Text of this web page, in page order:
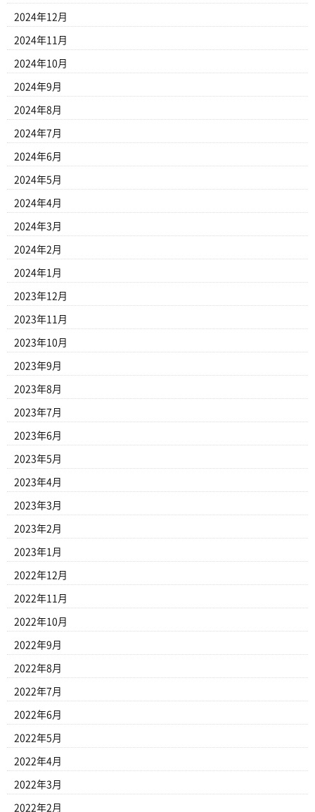
2024年12月
2024年11月
2024年10月
2024年9月
2024年8月
2024年7月
2024年6月
2024年5月
2024年4月
2024年3月
2024年2月
2024年1月
2023年12月
2023年11月
2023年10月
2023年9月
2023年8月
2023年7月
2023年6月
2023年5月
2023年4月
2023年3月
2023年2月
2023年1月
2022年12月
2022年11月
2022年10月
2022年9月
2022年8月
2022年7月
2022年6月
2022年5月
2022年4月
2022年3月
2022年2月